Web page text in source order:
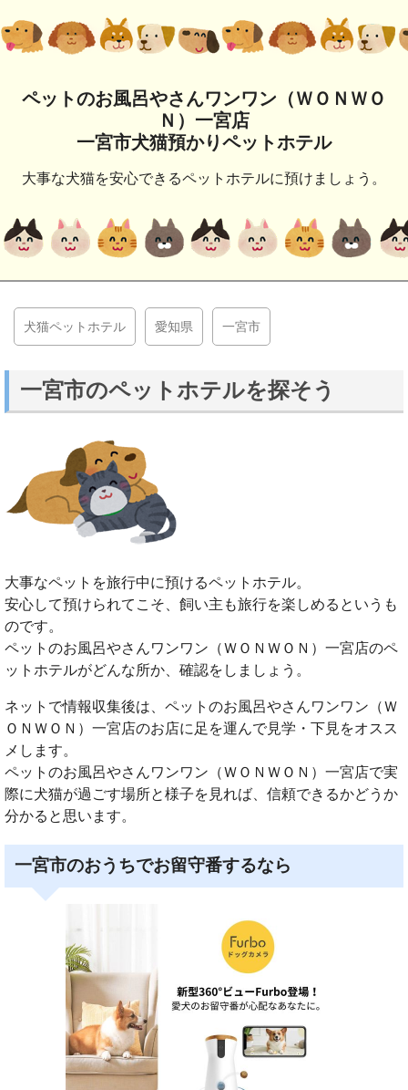
ペットのお風呂やさんワンワン（ＷＯＮＷＯ
Ｎ）一宮店
一宮市犬猫預かりペットホテル
大事な犬猫を安心できるペットホテルに預けましょう。
犬猫ペットホテル 愛知県 一宮市
一宮市のペットホテルを探そう
大事なペットを旅行中に預けるペットホテル。
安心して預けられてこそ、飼い主も旅行を楽しめるというも
のです。
ペットのお風呂やさんワンワン（ＷＯＮＷＯＮ）一宮店のペ
ットホテルがどんな所か、確認をしましょう。
ネットで情報収集後は、ペットのお風呂やさんワンワン（Ｗ
ＯＮＷＯＮ）一宮店のお店に足を運んで見学・下見をオスス
メします。
ペットのお風呂やさんワンワン（ＷＯＮＷＯＮ）一宮店で実
際に犬猫が過ごす場所と様子を見れば、信頼できるかどうか
分かると思います。
一宮市のおうちでお留守番するなら